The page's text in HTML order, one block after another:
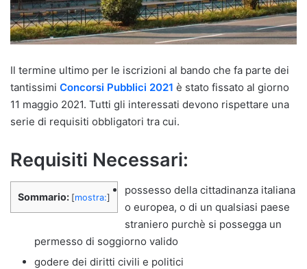
Il termine ultimo per le iscrizioni al bando che fa parte dei
tantissimi Concorsi Pubblici 2021 è stato fissato al giorno
11 maggio 2021. Tutti gli interessati devono rispettare una
serie di requisiti obbligatori tra cui.
Requisiti Necessari:
Sommario: [mostra:]
possesso della cittadinanza italiana
o europea, o di un qualsiasi paese
straniero purchè si possegga un
permesso di soggiorno valido
godere dei diritti civili e politici